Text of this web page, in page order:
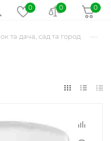
0
0 0
та дача, сад та город —